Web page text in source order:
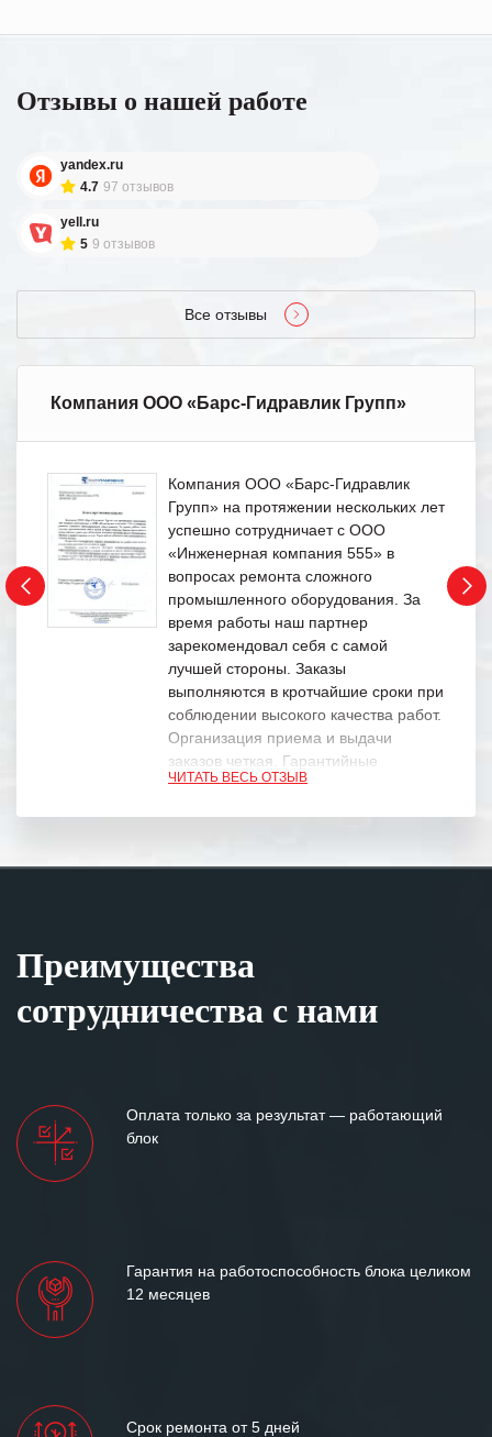
Отзывы о нашей работе
yandex.ru
4.7 97 отзывов
yell.ru
5 9 отзывов
Все отзывы
Компания ООО «Барс-Гидравлик Групп»
Компания ООО «Барс-Гидравлик
Групп» на протяжении нескольких лет
успешно сотрудничает с ООО
«Инженерная компания 555» в
вопросах ремонта сложного
промышленного оборудования. За
время работы наш партнер
зарекомендовал себя с самой
лучшей стороны. Заказы
выполняются в кротчайшие сроки при
соблюдении высокого качества работ.
Организация приема и выдачи
заказов четкая. Гарантийные
обязательства выполняются в
Особенно хочется отметить высокую
клиентоориентированность
персонала Вашей компании,
между нашими компаниями открытые
ЧИТАТЬ ВЕСЬ ОТЗЫВ
Преимущества
сотрудничества с нами
Оплата только за результат — работающий
блок
Гарантия на работоспособность блока целиком
12 месяцев
Срок ремонта от 5 дней